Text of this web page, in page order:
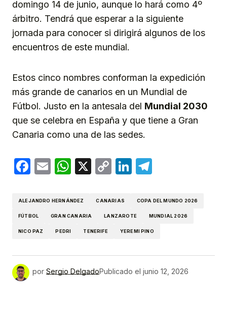
domingo 14 de junio, aunque lo hará como 4º
árbitro. Tendrá que esperar a la siguiente
jornada para conocer si dirigirá algunos de los
encuentros de este mundial.
Estos cinco nombres conforman la expedición
más grande de canarios en un Mundial de
Fútbol. Justo en la antesala del Mundial 2030
que se celebra en España y que tiene a Gran
Canaria como una de las sedes.
Facebook
EmailWhatsApp
X
CopyLinkedIn
ALEJANDRO HERNÁNDEZ CANARIAS COPA DEL MUNDO 2026
FÚTBOL GRAN CANARIA LANZAROTE MUNDIAL 2026
NICO PAZ PEDRI TENERIFE YEREMI PINO
por Sergio DelgadoPublicado el junio 12, 2026